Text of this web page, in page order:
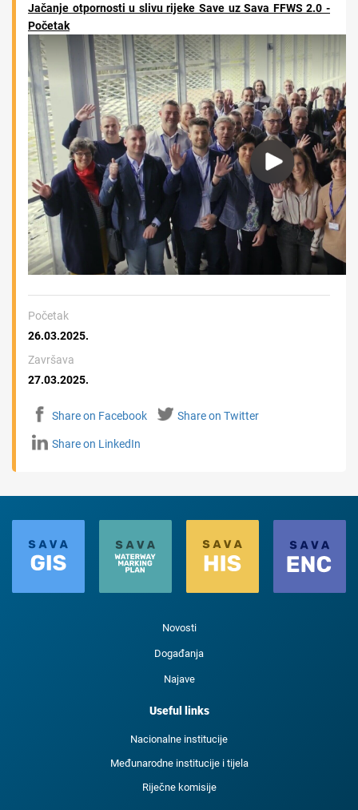
Jačanje otpornosti u slivu rijeke Save uz Sava FFWS 2.0 -
Početak
Početak
26.03.2025.
Završava
27.03.2025.
Share on Facebook Share on Twitter
Share on LinkedIn
Novosti
Događanja
Najave
Useful links
Nacionalne institucije
Međunarodne institucije i tijela
Riječne komisije